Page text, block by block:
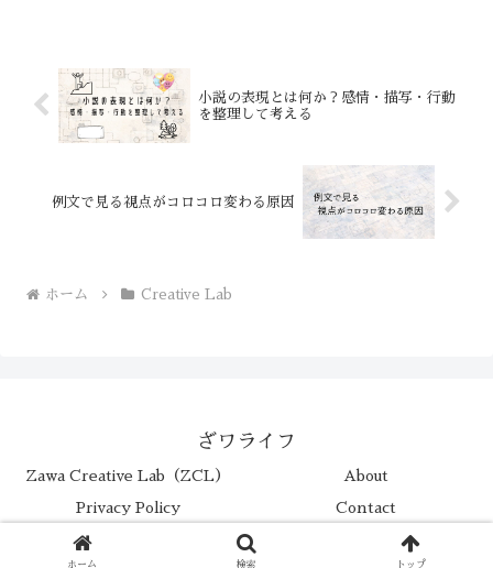
小説の表現とは何か？感情・描写・行動
を整理して考える
例文で見る視点がコロコロ変わる原因
ホーム Creative Lab
ざワライフ
Zawa Creative Lab（ZCL） About
Privacy Policy Contact
© 2025 澤 哲也.
ホーム 検索 トップ